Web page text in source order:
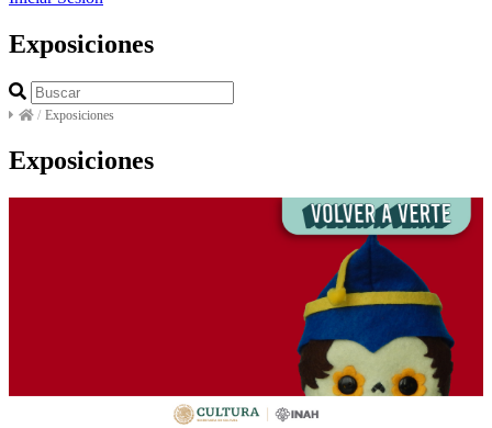
Exposiciones
/ Exposiciones
Exposiciones